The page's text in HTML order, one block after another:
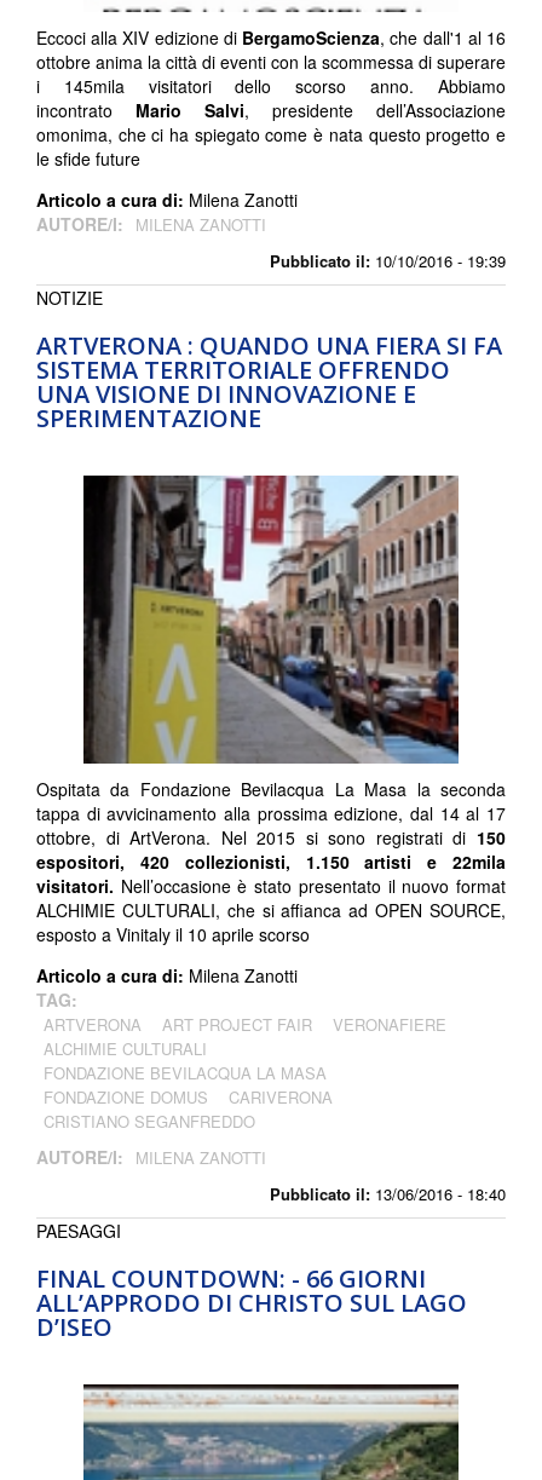
Pubblicato il: 10/10/2016 - 19:39
Eccoci alla XIV edizione di BergamoScienza, che dall'1 al 16
ottobre anima la città di eventi con la scommessa di superare
i 145mila visitatori dello scorso anno. Abbiamo
incontrato Mario Salvi, presidente dell’Associazione
omonima, che ci ha spiegato come è nata questo progetto e
le sfide future
Articolo a cura di: Milena Zanotti
AUTORE/I:
MILENA ZANOTTI
ARTVERONA : QUANDO UNA FIERA SI FA
SISTEMA TERRITORIALE OFFRENDO
UNA VISIONE DI INNOVAZIONE E
SPERIMENTAZIONE
Pubblicato il: 13/06/2016 - 18:40
NOTIZIE
Ospitata da Fondazione Bevilacqua La Masa la seconda
tappa di avvicinamento alla prossima edizione, dal 14 al 17
ottobre, di ArtVerona. Nel 2015 si sono registrati di 150
espositori, 420 collezionisti, 1.150 artisti e 22mila
visitatori. Nell’occasione è stato presentato il nuovo format
ALCHIMIE CULTURALI, che si affianca ad OPEN SOURCE,
esposto a Vinitaly il 10 aprile scorso
Articolo a cura di: Milena Zanotti
TAG:
ARTVERONA ART PROJECT FAIR
VERONAFIERE
ALCHIMIE CULTURALI
FONDAZIONE BEVILACQUA LA MASA
FONDAZIONE DOMUS
CARIVERONA
CRISTIANO SEGANFREDDO
AUTORE/I: MILENA ZANOTTI
FINAL COUNTDOWN: - 66 GIORNI
ALL’APPRODO DI CHRISTO SUL LAGO
D’ISEO
PAESAGGI